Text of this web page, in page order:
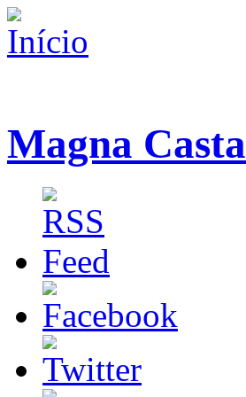
Magna Casta